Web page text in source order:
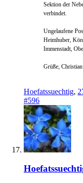
Sektion der
verbindet.
Ungelaufene
Heimhuber,
Immenstadt,
Grüße,
Hoefatssuechtig,
#596